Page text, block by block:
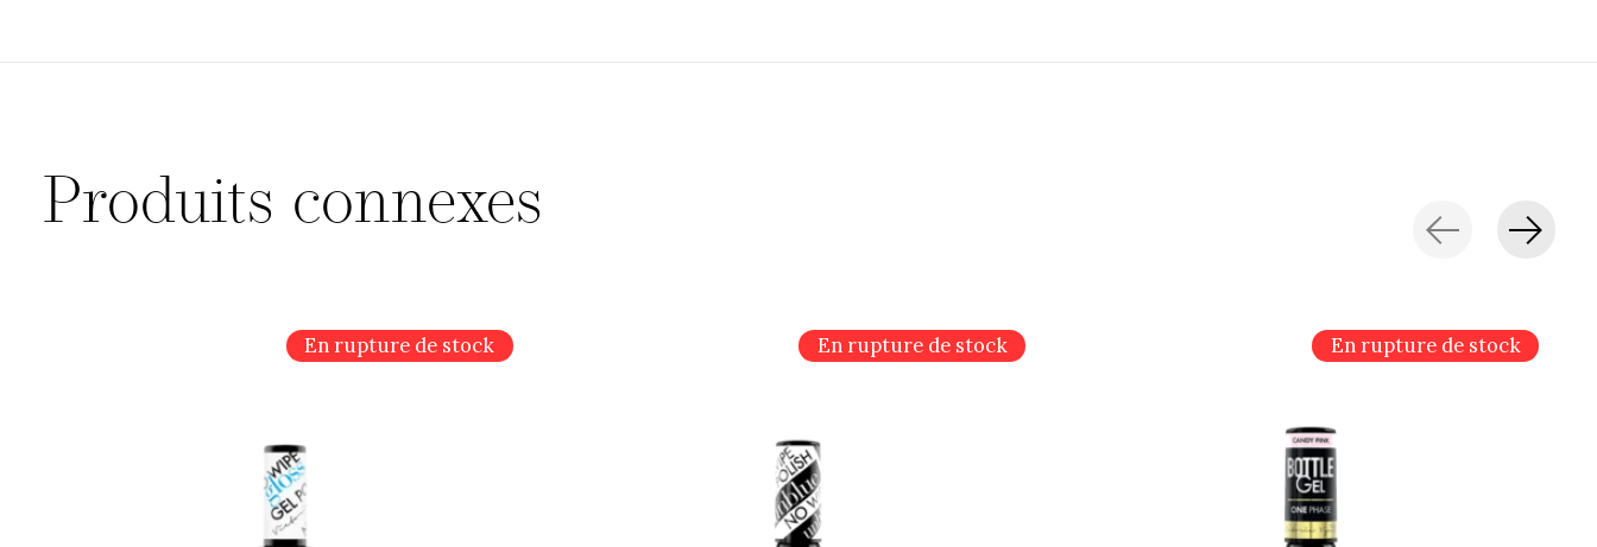
Produits connexes
En rupture de stock En rupture de stock En rupture de stock